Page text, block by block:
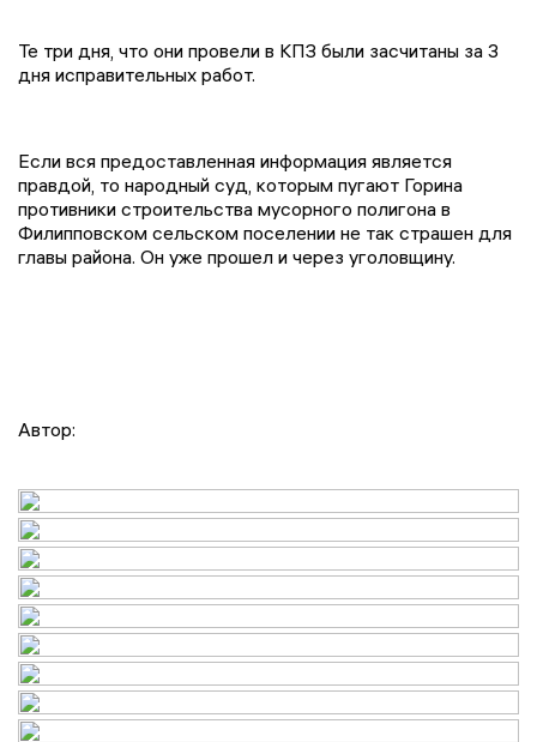
Те три дня, что они провели в КПЗ были засчитаны за 3
дня исправительных работ.
Если вся предоставленная информация является
правдой, то народный суд, которым пугают Горина
противники строительства мусорного полигона в
Филипповском сельском поселении не так страшен для
главы района. Он уже прошел и через уголовщину.
Автор: